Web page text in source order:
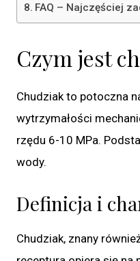
FAQ – Najczęściej
Czym jest
Chudziak to potoczna
wytrzymałości
rzędu 6-10 MPa.
wody.
Definicja i
Chudziak, znany